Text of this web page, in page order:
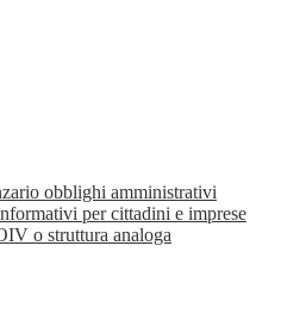
obblighi amministrativi
per cittadini e imprese
o struttura analoga